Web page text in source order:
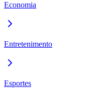
Economia
Entretenimento
Esportes